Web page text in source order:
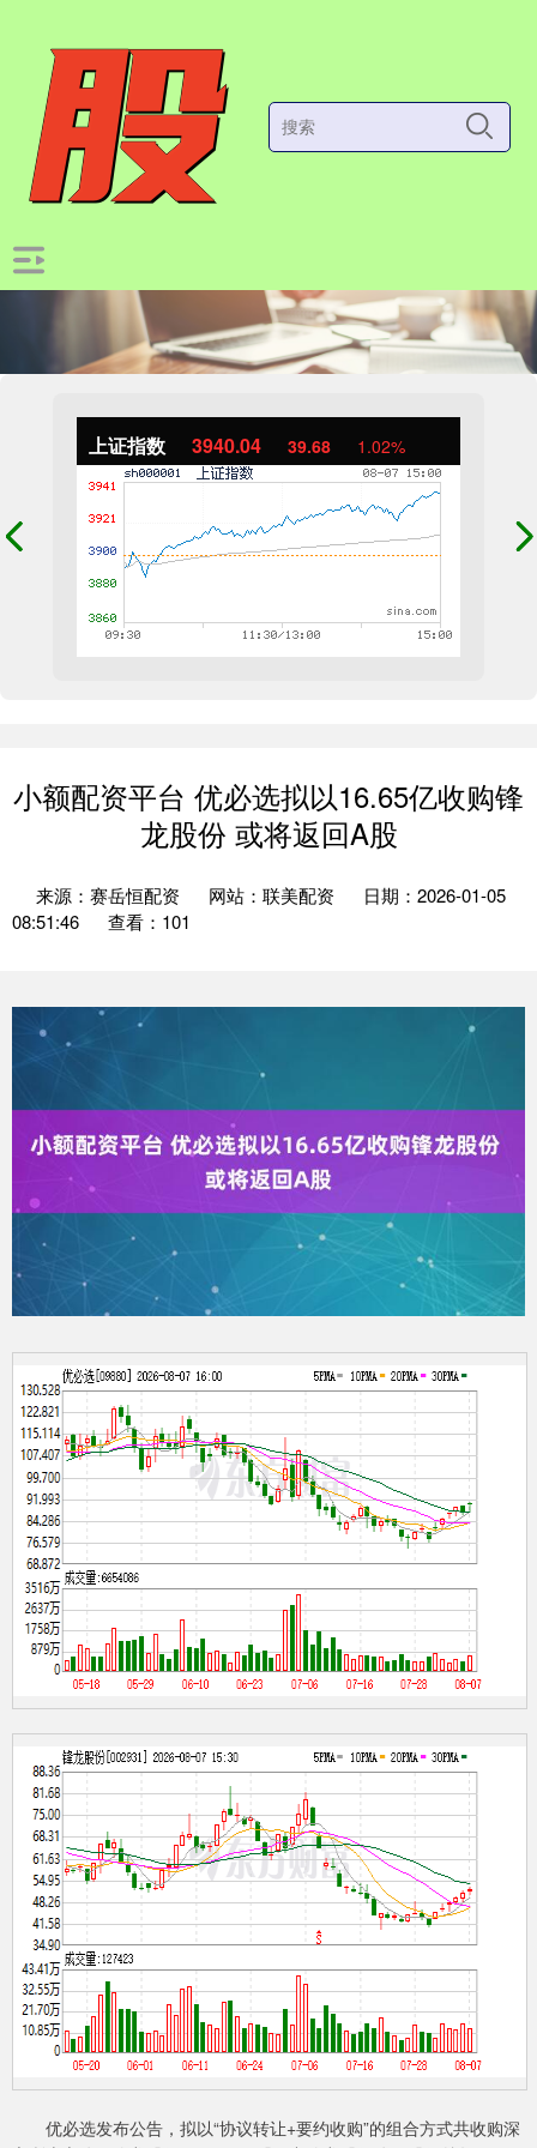
上证指数 3940.04 39.68 1.02%
小额配资平台 优必选拟以16.65亿收购锋
龙股份 或将返回A股
来源：赛岳恒配资 网站：联美配资
日期：2026-01-05
08:51:46
查看：101
优必选发布公告，拟以“协议转让+要约收购”的组合方式共收购深